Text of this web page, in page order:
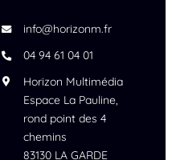
info@horizonm.fr
04 94 61 04 01
Horizon Multimédia
Espace La Pauline,
rond point des 4
chemins
83130 LA GARDE